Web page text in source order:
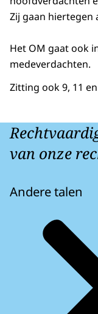
Zij gaan hiertegen
Het OM gaat ook
medeverdachten.
Zitting ook 9, 11
van onze
Andere talen